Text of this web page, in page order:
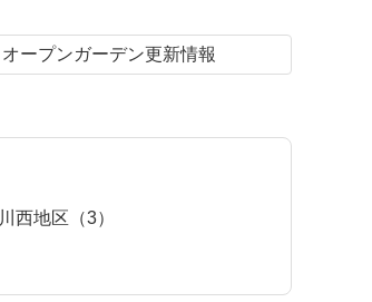
オープンガーデン更新情報
川西地区（3）